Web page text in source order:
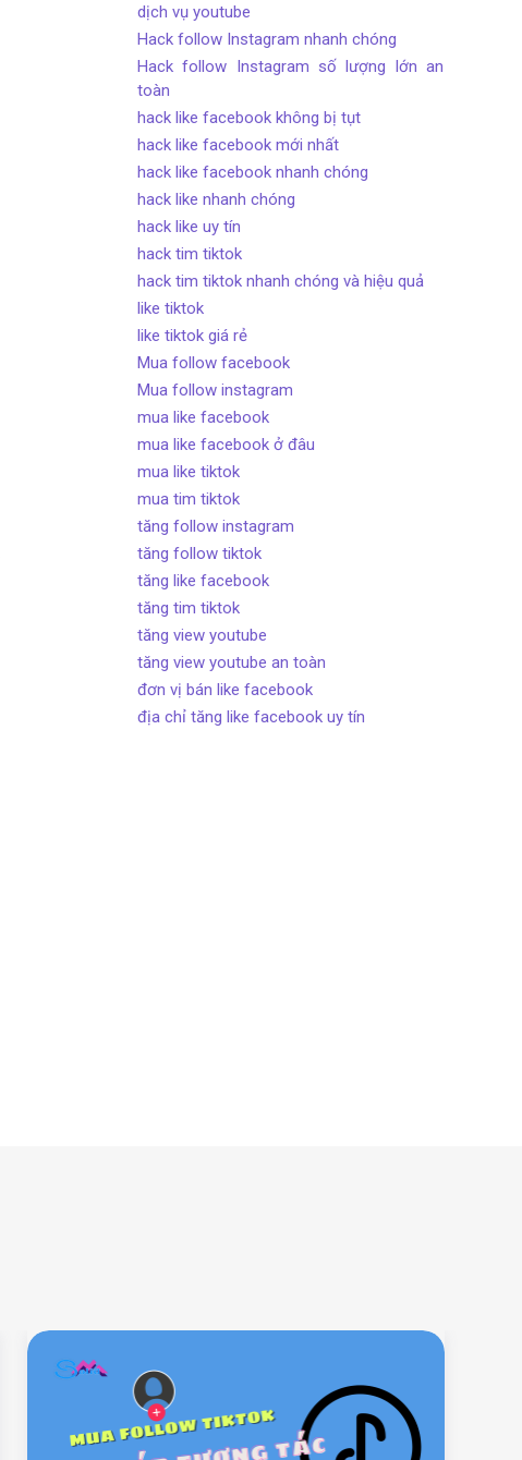
dịch vụ youtube
Hack follow Instagram nhanh chóng
Hack follow Instagram số lượng lớn an
toàn
hack like facebook không bị tụt
hack like facebook mới nhất
hack like facebook nhanh chóng
hack like nhanh chóng
hack like uy tín
hack tim tiktok
hack tim tiktok nhanh chóng và hiệu quả
like tiktok
like tiktok giá rẻ
Mua follow facebook
Mua follow instagram
mua like facebook
mua like facebook ở đâu
mua like tiktok
mua tim tiktok
tăng follow instagram
tăng follow tiktok
tăng like facebook
tăng tim tiktok
tăng view youtube
tăng view youtube an toàn
đơn vị bán like facebook
địa chỉ tăng like facebook uy tín